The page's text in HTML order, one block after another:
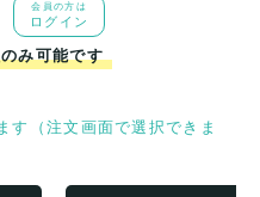
会員の方は
ログイン
み可能です
す（注文画面で選択できま